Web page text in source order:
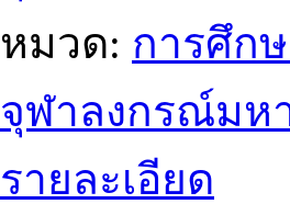
หมวด: การศึก
จุฬาลงกรณ์มห
รายละเอียด